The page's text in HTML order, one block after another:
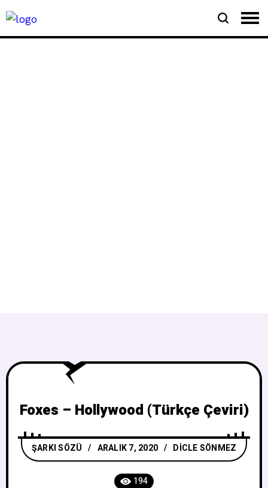
Foxes – Hollywood (Türkçe Çeviri)
ŞARKI SÖZÜ ARALIK 7, 2020 DICLE SÖNMEZ
194